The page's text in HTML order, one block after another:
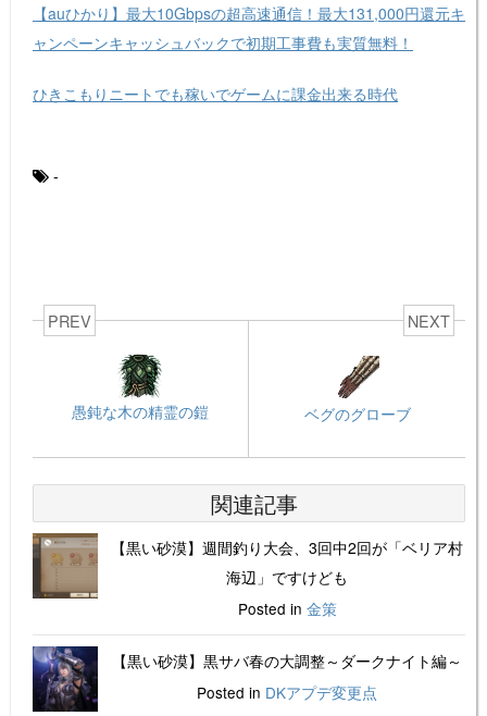
【auひかり】最大10Gbpsの超高速通信！最大131,000円還元キ
ャンペーンキャッシュバックで初期工事費も実質無料！
ひきこもりニートでも稼いでゲームに課金出来る時代
-
PREV
愚鈍な木の精霊の鎧
NEXT
ベグのグローブ
関連記事
【黒い砂漠】週間釣り大会、3回中2回が「ベリア村
海辺」ですけども
Posted in 金策
【黒い砂漠】黒サバ春の大調整～ダークナイト編～
Posted in DKアプデ変更点